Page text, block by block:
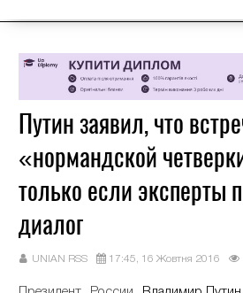
Путин заявил, что
«нормандской
только если эксперты
диалог
UNIAN RSS 17:45, 16 Жовтня 2016